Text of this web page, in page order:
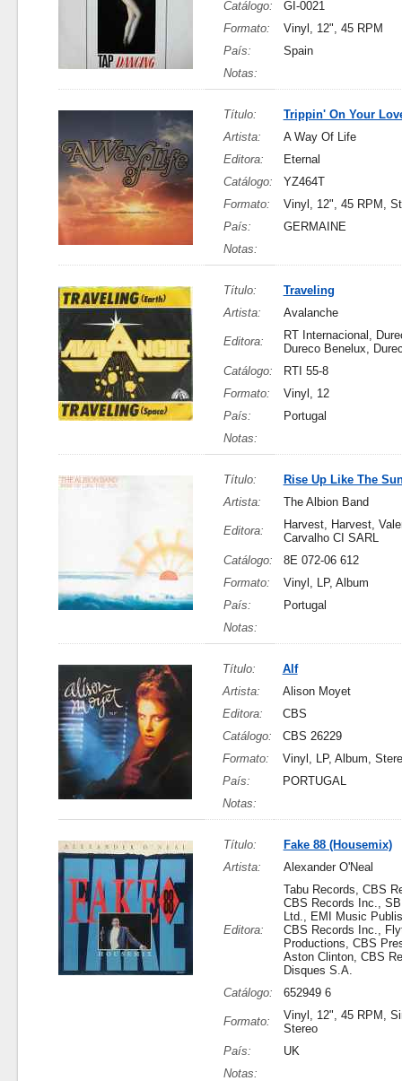
Catálogo:
GI-0021
Formato:
Vinyl, 12", 45 RPM
País:
Spain
Notas:
Título:
Trippin' On Your
Artista:
A Way Of Life
Editora:
Eternal
Catálogo:
YZ464T
Formato:
Vinyl, 12", 45 RPM,
País:
GERMAINE
Notas:
Título:
Traveling
Artista:
Avalanche
Editora:
RT Internacional,
Dureco Benelux,
Catálogo:
RTI 55-8
Formato:
Vinyl, 12
País:
Portugal
Notas:
Título:
Rise Up Like The
Artista:
The Albion Band
Editora:
Harvest, Harvest,
Carvalho CI SARL
Catálogo:
8E 072-06 612
Formato:
Vinyl, LP, Album
País:
Portugal
Notas:
Título:
Alf
Artista:
Alison Moyet
Editora:
CBS
Catálogo:
CBS 26229
Formato:
Vinyl, LP, Album,
País:
PORTUGAL
Notas:
Título:
Fake 88 (Housemix)
Artista:
Alexander O'Neal
Editora:
Tabu Records, CBS
CBS Records Inc.,
Ltd., EMI Music
CBS Records Inc.,
Productions, CBS
Aston Clinton, CBS
Disques S.A.
Catálogo:
652949 6
Formato:
Vinyl, 12", 45 RPM,
Stereo
País:
UK
Notas: